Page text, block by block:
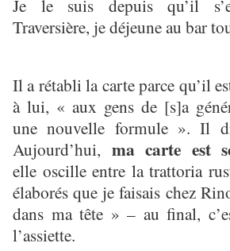
Je le suis depuis qu’il
Traversière, je déjeune au bar
Il a rétabli la carte parce qu’il
à lui, « aux gens de [s]a
une nouvelle formule ». Il
Aujourd’hui, ma carte est
elle oscille entre la trattoria
élaborés que je faisais chez
dans ma tête » – au final,
l’assiette.